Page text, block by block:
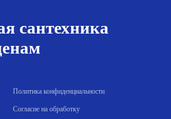
сантехника
Политика конфиденциальности
Согласие на обработку